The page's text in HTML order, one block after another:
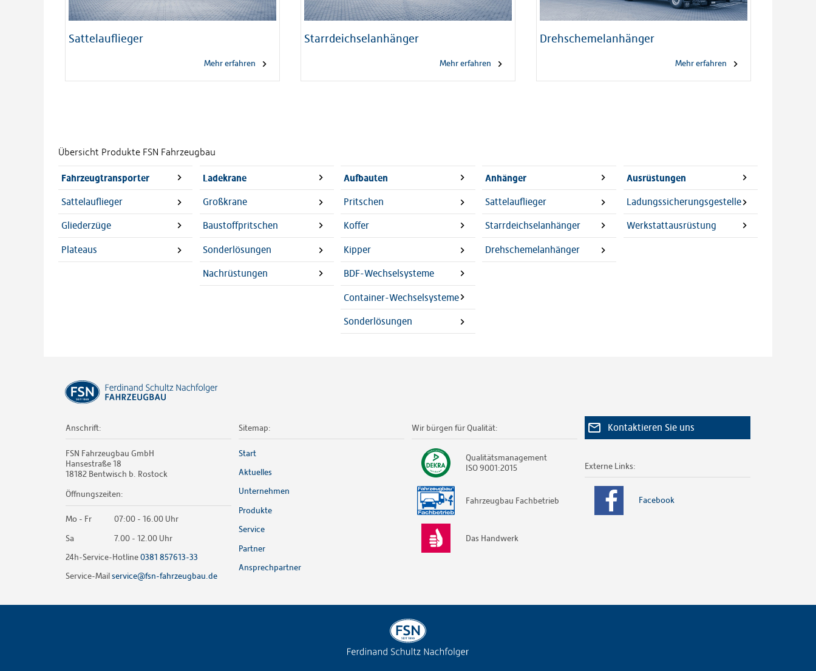
Sattelauflieger
Mehr erfahren
Starrdeichselanhänger
Mehr erfahren
Drehschemelanhänger
Mehr erfahren
Übersicht Produkte FSN Fahrzeugbau
Fahrzeugtransporter
Sattelauflieger
Gliederzüge
Plateaus
Ladekrane
Großkrane
Baustoffpritschen
Sonderlösungen
Nachrüstungen
Aufbauten
Pritschen
Koffer
Kipper
BDF-Wechselsysteme
Container-Wechselsysteme
Sonderlösungen
Anhänger
Sattelauflieger
Starrdeichselanhänger
Drehschemelanhänger
Ausrüstungen
Ladungssicherungsgestelle
Werkstattausrüstung
Anschrift:
FSN Fahrzeugbau GmbH
Hansestraße 18
18182 Bentwisch b. Rostock
Öffnungszeiten:
Mo - Fr
07:00 - 16.00 Uhr
Sa
7.00 - 12.00 Uhr
24h-Service-Hotline0381 857613-33
Service-Mailservice@fsn-fahrzeugbau.de
Sitemap:
Start
Aktuelles
Unternehmen
Produkte
Service
Partner
Ansprechpartner
Wir bürgen für Qualität:
Qualitätsmanagement
ISO 9001:2015
Fahrzeugbau Fachbetrieb
Das Handwerk
Kontaktieren Sie uns
Externe Links:
Facebook